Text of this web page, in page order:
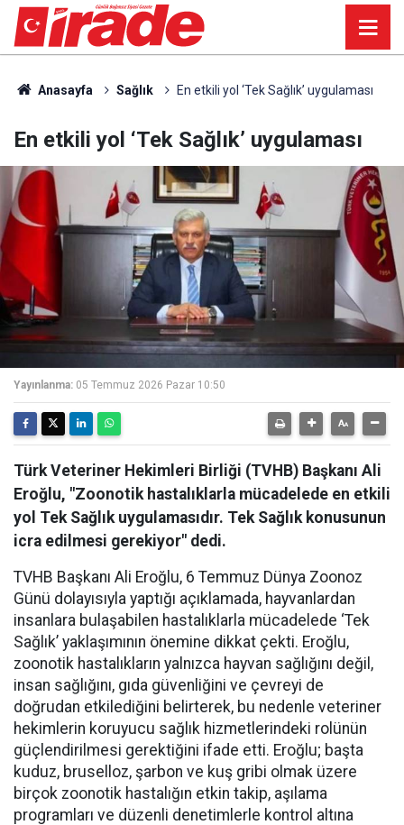
Anasayfa Sağlık En etkili yol ‘Tek Sağlık’ uygulaması
En etkili yol ‘Tek Sağlık’ uygulaması
Yayınlanma: 05 Temmuz 2026 Pazar 10:50
Türk Veteriner Hekimleri Birliği (TVHB) Başkanı Ali
Eroğlu, "Zoonotik hastalıklarla mücadelede en etkili
yol Tek Sağlık uygulamasıdır. Tek Sağlık konusunun
icra edilmesi gerekiyor" dedi.
TVHB Başkanı Ali Eroğlu, 6 Temmuz Dünya Zoonoz
Günü dolayısıyla yaptığı açıklamada, hayvanlardan
insanlara bulaşabilen hastalıklarla mücadelede ‘Tek
Sağlık’ yaklaşımının önemine dikkat çekti. Eroğlu,
zoonotik hastalıkların yalnızca hayvan sağlığını değil,
insan sağlığını, gıda güvenliğini ve çevreyi de
doğrudan etkilediğini belirterek, bu nedenle veteriner
hekimlerin koruyucu sağlık hizmetlerindeki rolünün
güçlendirilmesi gerektiğini ifade etti. Eroğlu; başta
kuduz, bruselloz, şarbon ve kuş gribi olmak üzere
birçok zoonotik hastalığın etkin takip, aşılama
programları ve düzenli denetimlerle kontrol altına